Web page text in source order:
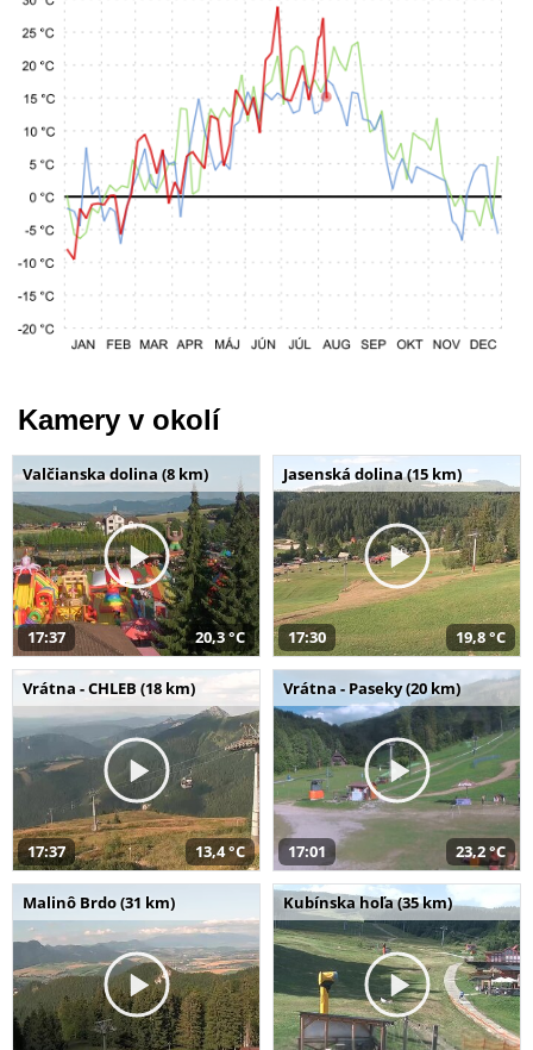
Kamery v okolí
Valčianska dolina (8 km)
17:37 20,3 °C
Jasenská dolina (15 km)
17:30 19,8 °C
Vrátna - CHLEB (18 km)
17:37 13,4 °C
Vrátna - Paseky (20 km)
17:01 23,2 °C
Malinô Brdo (31 km) Kubínska hoľa (35 km)